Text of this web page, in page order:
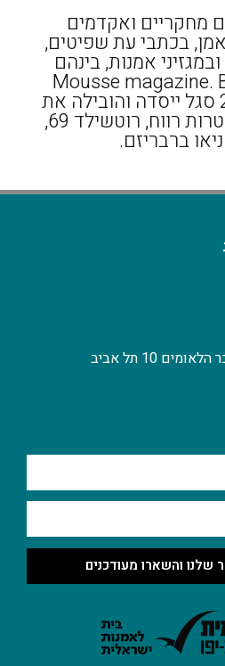
מחקריים ואקדמים
אמן, בכתבי עת שפיטים,
אמנות, בינהם
Mousse magazine.
Art. בין 2008-2012 סגל ייסדה והובילה את
חלל האמנות ללא מטרות רווח, רוטשילד 69,
ברבריזם.
10 תל אביב
שלנו והשארו מעודכנים